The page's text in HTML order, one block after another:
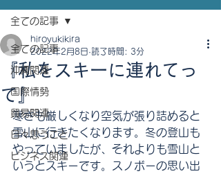
全ての記事
沖縄関連
国際情勢
貿易関連
日々思うこと
ビジネス関連
全ての記事
『私をスキーに連れてっ
て』
hiroyukikira
2022年2月8日 読了時間: 3分
寒さも厳しくなり空気が張り詰めると
雪山に行きたくなります。冬の登山も
やっていましたが、それよりも雪山と
いうとスキーです。スノボーの思い出